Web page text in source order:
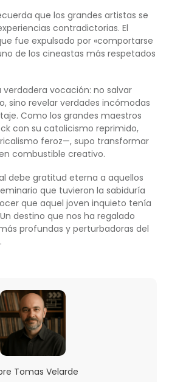
que los grandes artistas se
contradictorias. El
fue expulsado por «comportarse
de los cineastas más respetados
vocación: no salvar
sino revelar verdades incómodas
Como los grandes maestros
con su catolicismo reprimido,
feroz—, supo transformar
combustible creativo.
debe gratitud eterna a aquellos
que tuvieron la sabiduría
que aquel joven inquieto tenía
destino que nos ha regalado
profundas y perturbadoras del
Tomas Velarde